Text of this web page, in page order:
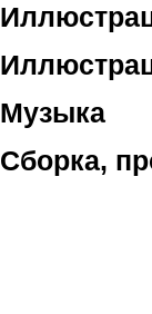
Музыка
Сборка,